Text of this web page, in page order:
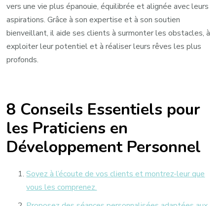
vers une vie plus épanouie, équilibrée et alignée avec leurs
aspirations. Grâce à son expertise et à son soutien
bienveillant, il aide ses clients à surmonter les obstacles, à
exploiter leur potentiel et à réaliser leurs rêves les plus
profonds.
8 Conseils Essentiels pour
les Praticiens en
Développement Personnel
Soyez à l’écoute de vos clients et montrez-leur que
vous les comprenez.